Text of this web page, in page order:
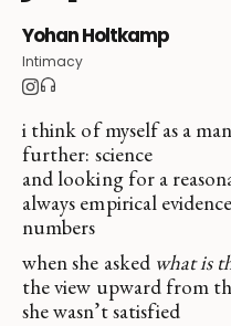
Yohan Holtkamp
Intimacy
i think of myself as a
further: science
and looking for a
always empirical
numbers
when she asked what is
the view upward from
she wasn’t satisfied